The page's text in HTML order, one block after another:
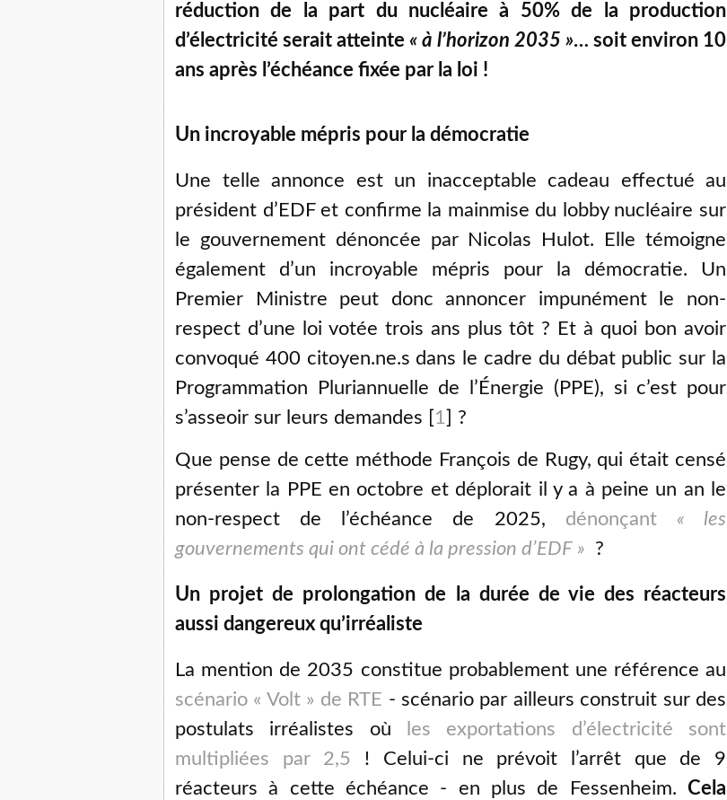
réduction de la part du nucléaire à 50% de la production
d’électricité serait atteinte« à l’horizon 2035 »… soit environ 10
ans après l’échéance fixée par la loi !
Un incroyable mépris pour la démocratie
Une telle annonce est un inacceptable cadeau effectué au
président d’EDF et confirme la mainmise du lobby nucléaire sur
le gouvernement dénoncée par Nicolas Hulot. Elle témoigne
également d’un incroyable mépris pour la démocratie. Un
Premier Ministre peut donc annoncer impunément le non-
respect d’une loi votée trois ans plus tôt ? Et à quoi bon avoir
convoqué 400 citoyen.ne.s dans le cadre du débat public sur la
Programmation Pluriannuelle de l’Énergie (PPE), si c’est pour
s’asseoir sur leurs demandes
1 ?
Que pense de cette méthode François de Rugy, qui était censé
présenter la PPE en octobre et déplorait il y a à peine un an le
non-respect de l’échéance de 2025, dénonçant « les
gouvernements qui ont cédé à la pression d’EDF » ?
Un projet de prolongation de la durée de vie des réacteurs
aussi dangereux qu’irréaliste
La mention de 2035 constitue probablement une référence au
scénario « Volt » de RTE - scénario par ailleurs construit sur des
postulats irréalistes où
les exportations d’électricité sont
multipliées par 2,5 ! Celui-ci ne prévoit l’arrêt que de 9
réacteurs à cette échéance - en plus de Fessenheim. Cela